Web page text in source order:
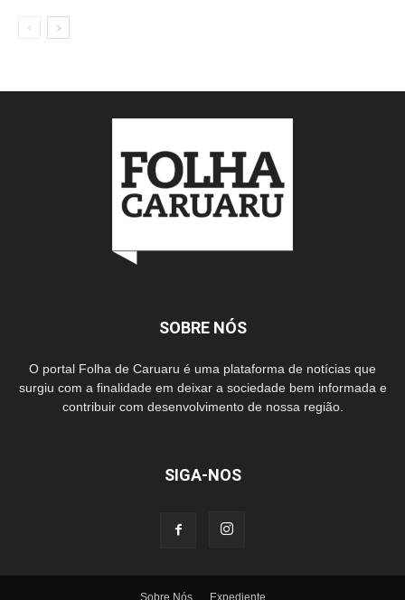
SOBRE NÓS
O portal Folha de Caruaru é uma plataforma de notícias que
surgiu com a finalidade em deixar a sociedade bem informada e
contribuir com desenvolvimento de nossa região.
SIGA-NOS